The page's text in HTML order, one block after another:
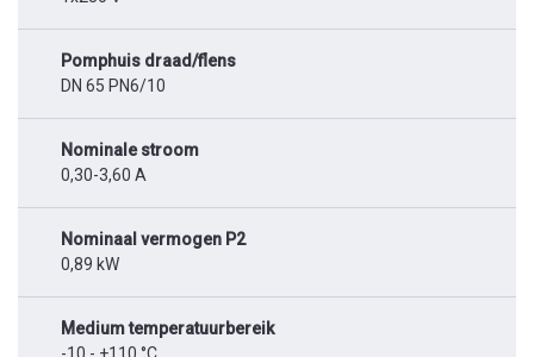
Pomphuis draad/flens
DN 65 PN6/10
Nominale stroom
0,30-3,60 A
Nominaal vermogen P2
0,89 kW
Medium temperatuurbereik